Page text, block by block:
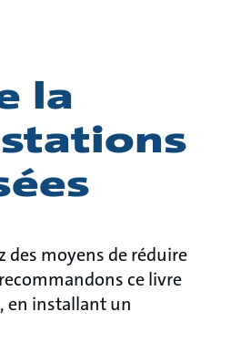
la
des moyens de réduire
ce livre
en installant un